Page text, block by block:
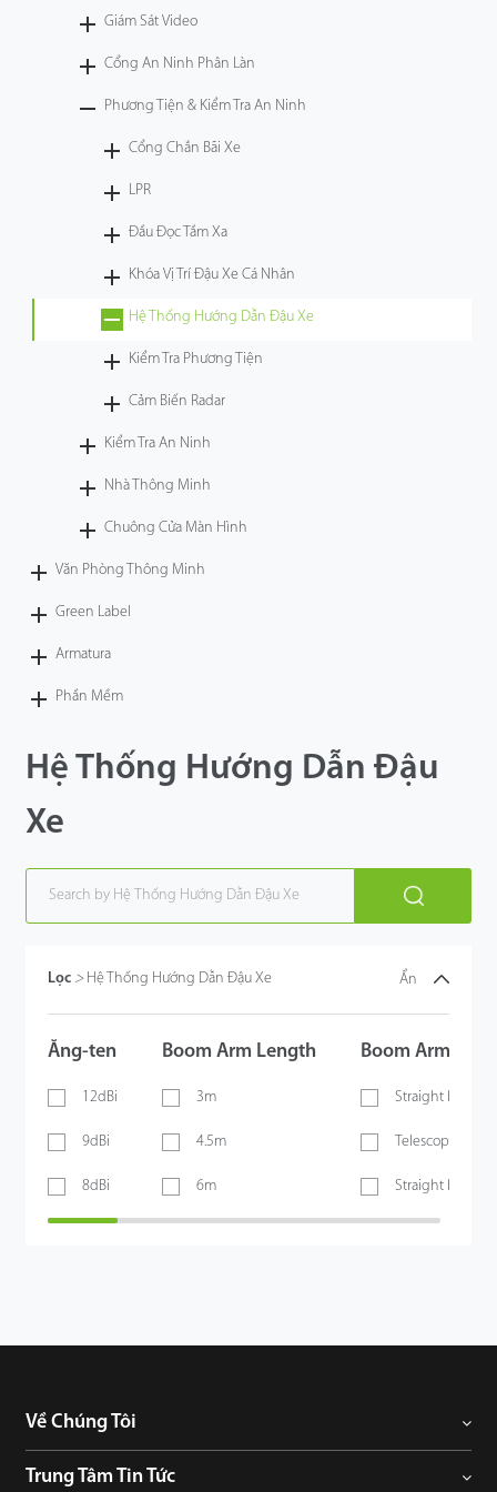
Giám Sát Video
Cổng An Ninh Phân Làn
Phương Tiện & Kiểm Tra An Ninh
Cổng Chắn Bãi Xe
LPR
Đầu Đọc Tầm Xa
Khóa Vị Trí Đậu Xe Cá Nhân
Hệ Thống Hướng Dẫn Đậu Xe
Kiểm Tra Phương Tiện
Cảm Biến Radar
Kiểm Tra An Ninh
Nhà Thông Minh
Chuông Cửa Màn Hình
Văn Phòng Thông Minh
Green Label
Armatura
Phần Mềm
Hệ Thống Hướng Dẫn Đậu
Xe
Lọc > Hệ Thống Hướng Dẫn Đậu Xe Ẩn
Ăng-ten
12dBi
9dBi
8dBi
Boom Arm Length
3m
4.5m
6m
Boom Arm Type
Straight boom
Telescopic
Straight boom
Về Chúng Tôi
Trung Tâm Tin Tức